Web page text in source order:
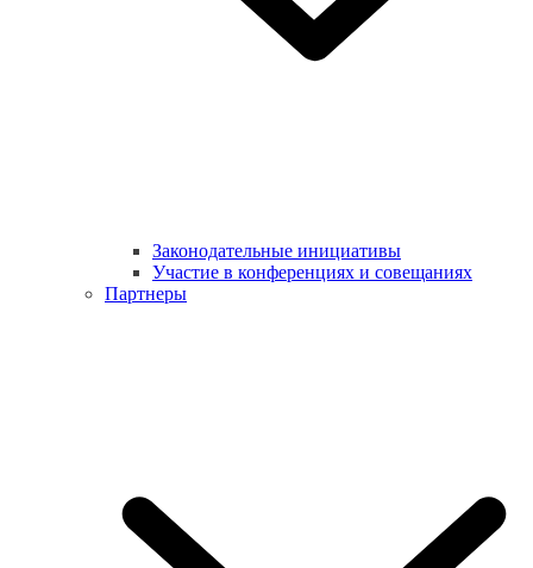
Законодательные инициативы
Участие в конференциях и совещаниях
Партнеры